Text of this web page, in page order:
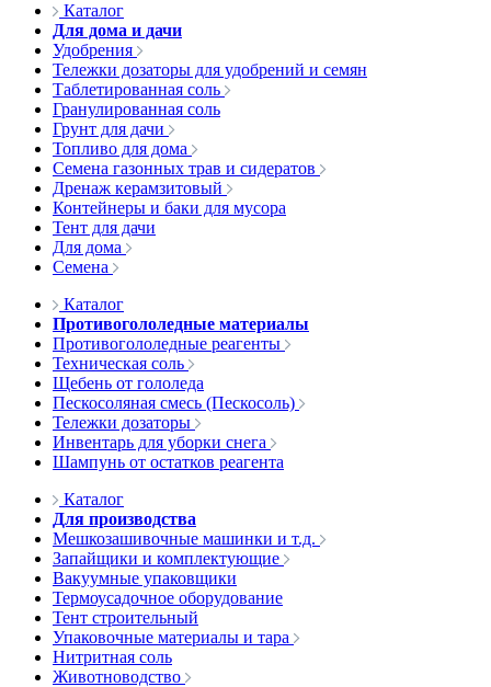
Каталог
Для дома и дачи
Удобрения
Тележки дозаторы для удобрений и семян
Таблетированная соль
Гранулированная соль
Грунт для дачи
Топливо для дома
Семена газонных трав и сидератов
Дренаж керамзитовый
Контейнеры и баки для мусора
Тент для дачи
Для дома
Семена
Каталог
Противогололедные материалы
Противогололедные реагенты
Техническая соль
Щебень от гололеда
Пескосоляная смесь (Пескосоль)
Тележки дозаторы
Инвентарь для уборки снега
Шампунь от остатков реагента
Каталог
Для производства
Мешкозашивочные машинки и т.д.
Запайщики и комплектующие
Вакуумные упаковщики
Термоусадочное оборудование
Тент строительный
Упаковочные материалы и тара
Нитритная соль
Животноводство